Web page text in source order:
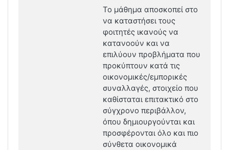
Το μάθημα αποσκοπεί στο
να καταστήσει τους
φοιτητές ικανούς να
κατανοούν και να
επιλύουν προβλήματα που
προκύπτουν κατά τις
οικονομικές/εμπορικές
συναλλαγές, στοιχείο που
καθίσταται επιτακτικό στο
σύγχρονο περιβάλλον,
όπου δημιουργούνται και
προσφέρονται όλο και πιο
σύνθετα οικονομικά